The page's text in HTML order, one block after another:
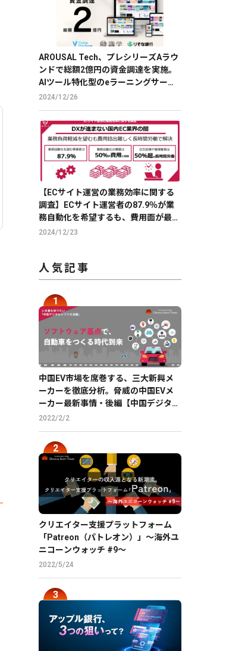
AROUSAL Tech、プレシリーズAラウ
ンドで総額2億円の資金調達を実施。
AIツール特化型のeラーニングサービ
スで、DXを推進。
2024/12/26
【ECサイト運営の業務効率に関する
調査】ECサイト運営者の87.9％が業
務自動化を希望するも、費用面が最大
の障壁
2024/12/23
人気記事
中国EV市場を席巻する、三大新興メ
ーカーを徹底分析。脅威の中国EVメ
ーカー最新事情・後編【中国デジタル
企業最前線】
2022/2/2
クリエイター支援プラットフォーム
「Patreon（パトレオン）」〜海外ユ
ニコーンウォッチ #9〜
2022/5/24